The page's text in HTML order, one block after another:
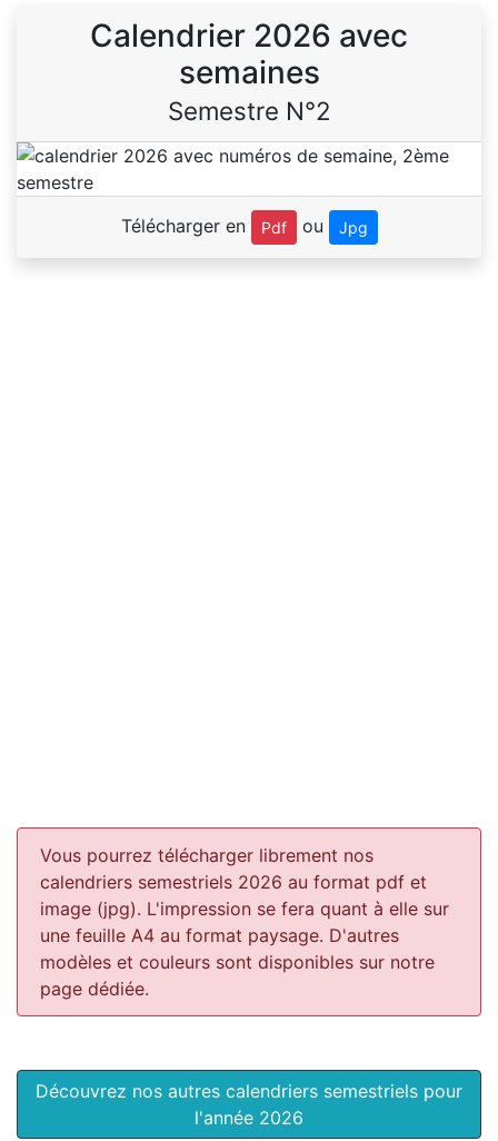
Calendrier 2026 avec
semaines
Semestre N°2
Télécharger en Pdf ou Jpg
Vous pourrez télécharger librement nos
calendriers semestriels 2026 au format pdf et
image (jpg). L'impression se fera quant à elle sur
une feuille A4 au format paysage. D'autres
modèles et couleurs sont disponibles sur notre
page dédiée.
Découvrez nos autres calendriers semestriels pour
l'année 2026